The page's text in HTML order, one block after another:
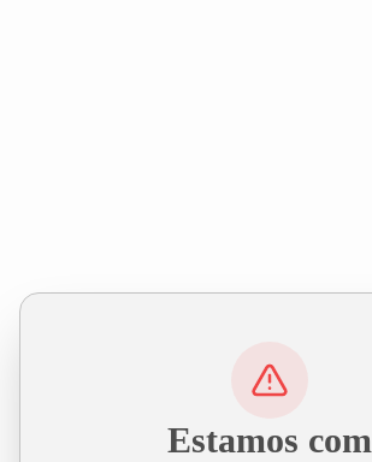
Estamos com